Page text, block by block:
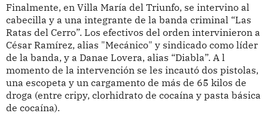
Finalmente, en Villa María del Triunfo, se intervino al
cabecilla y a una integrante de la banda criminal “Las
Ratas del Cerro”. Los efectivos del orden intervinieron a
César Ramírez, alias "Mecánico" y sindicado como líder
de la banda, y a Danae Lovera, alias “Diabla”. A l
momento de la intervención se les incautó dos pistolas,
una escopeta y un cargamento de más de 65 kilos de
droga (entre cripy, clorhidrato de cocaína y pasta básica
de cocaína).